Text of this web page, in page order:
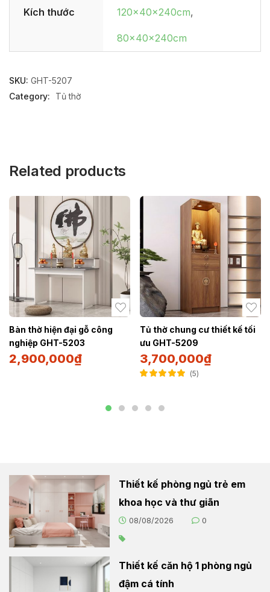
Kích thước 120x40x240cm,
80x40x240cm
SKU: GHT-5207
Category:
Tủ thờ
Related products
Bàn thờ hiện đại gỗ công
nghiệp GHT-5203
2,900,000₫
Tủ thờ chung cư thiết kế tối
ưu GHT-5209
3,700,000₫
5
Thiết kế phòng ngủ trẻ em
khoa học và thư giãn
08/08/2026 0
Thiết kế căn hộ 1 phòng ngủ
đậm cá tính